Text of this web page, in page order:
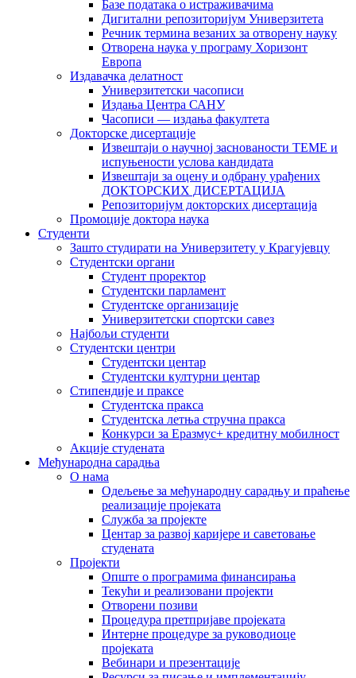
Базе података о истраживачима
Дигитални репозиторијум Универзитета
Рeчник термина везаних за отворену науку
Отворена наука у програму Хоризонт
Европа
Издавачка делатност
Универзитетски часописи
Издања Центра САНУ
Часописи — издања факултета
Докторске дисертације
Извештаји о научној заснованости ТЕМЕ и
испуњености услова кандидата
Извештаји за оцену и одбрану урађених
ДОКТОРСКИХ ДИСЕРТАЦИЈА
Репозиторијум докторских дисертација
Промоције доктора наука
Студенти
Зашто студирати на Универзитету у Крагујевцу
Студентски органи
Студент проректор
Студентски парламент
Студентске организације
Универзитетски спортски савез
Најбољи студенти
Студентски центри
Студентски центар
Студентски културни центар
Стипендије и праксе
Студентска пракса
Студентска летња стручна пракса
Конкурси за Еразмус+ кредитну мобилност
Акције студената
Међународна сарадња
О нама
Одељење за међународну сарадњу и праћење
реализације пројеката
Служба за пројекте
Центар за развој каријере и саветовање
студената
Пројекти
Опште о програмима финансирања
Текући и реализовани пројекти
Отворени позиви
Процедура претпријаве пројеката
Интерне процедуре за руководиоце
пројеката
Вебинари и презентације